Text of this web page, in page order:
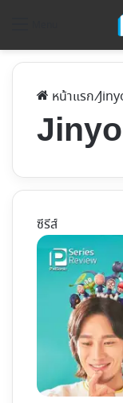
หน้าแรก/
ซีรีส์